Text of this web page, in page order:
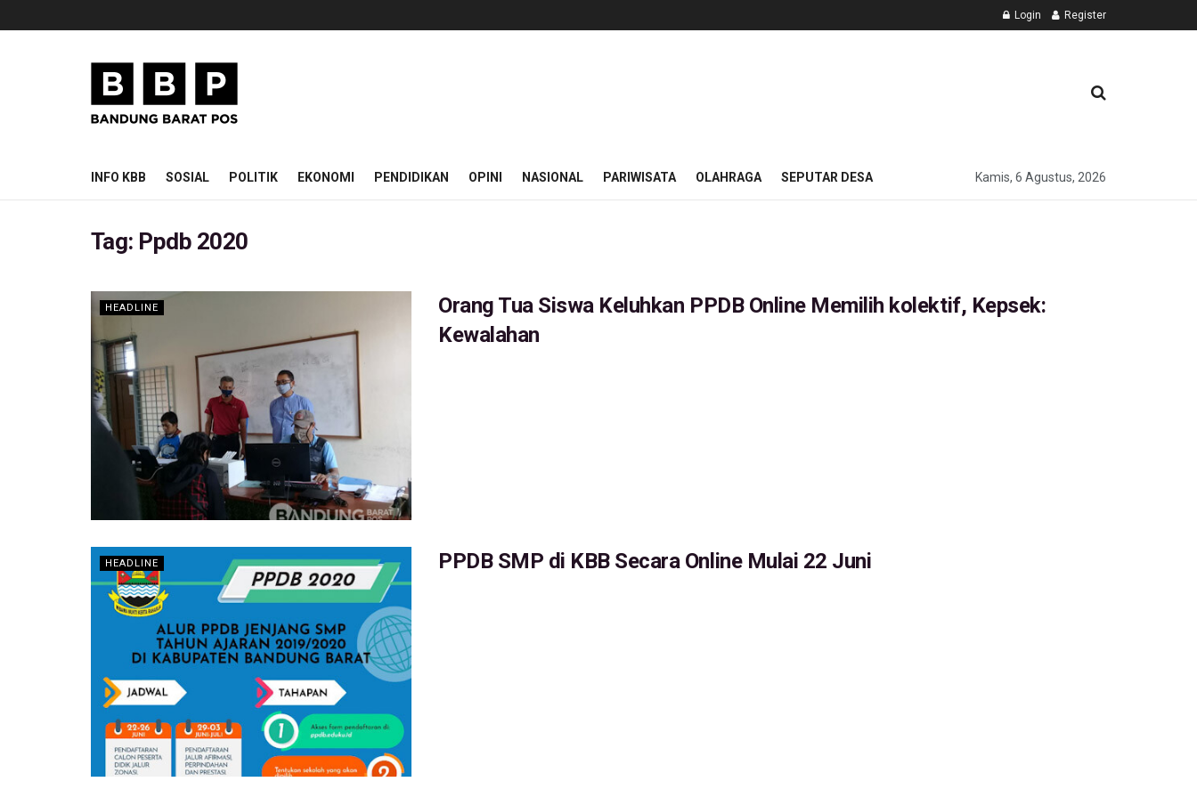
Login Register
INFO KBB SOSIAL POLITIK EKONOMI PENDIDIKAN OPINI NASIONAL PARIWISATA OLAHRAGA SEPUTAR DESA Kamis, 6 Agustus, 2026
Tag: Ppdb 2020
HEADLINE
Orang Tua Siswa Keluhkan PPDB Online Memilih kolektif, Kepsek:
Kewalahan
HEADLINE PPDB SMP di KBB Secara Online Mulai 22 Juni